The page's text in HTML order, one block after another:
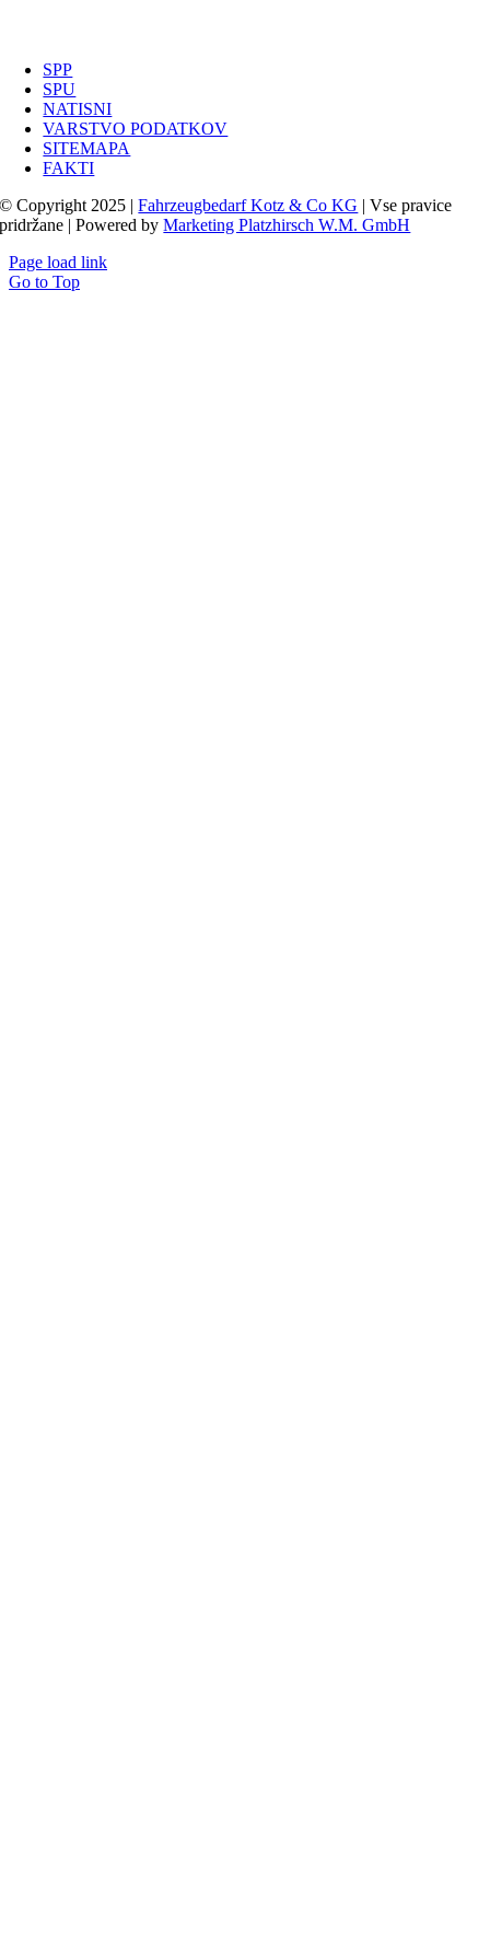
SPP
SPU
NATISNI
VARSTVO PODATKOV
SITEMAPA
FAKTI
© Copyright 2025 |Fahrzeugbedarf Kotz & Co KG | Vse pravice
pridržane | Powered byMarketing Platzhirsch W.M. GmbH
Page load link
Go to Top